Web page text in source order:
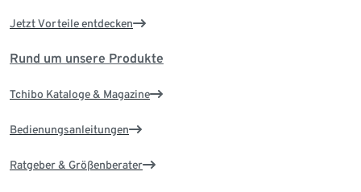
Jetzt Vorteile entdecken
Rund um unsere Produkte
Tchibo Kataloge & Magazine
Bedienungsanleitungen
Ratgeber & Größenberater